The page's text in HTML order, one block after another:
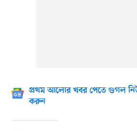
প্রথম আলোর খবর পেতে গুগল
করুন